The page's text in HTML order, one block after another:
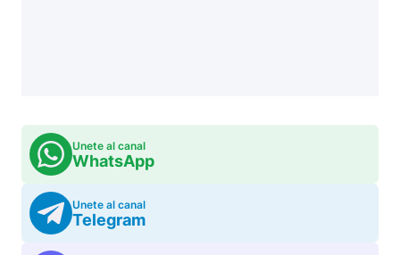
Unete al canal
WhatsApp
Unete al canal
Telegram